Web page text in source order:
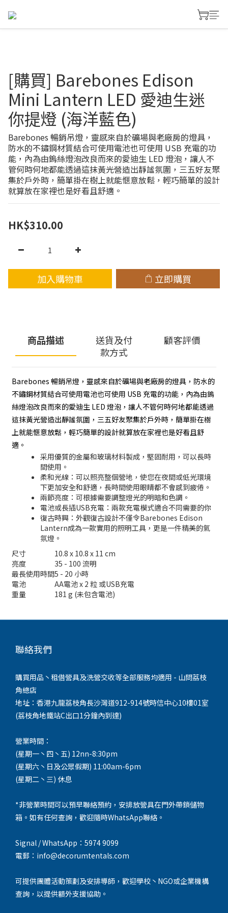
[購買] Barebones Edison
Mini Lantern LED 愛迪生迷
你提燈 (海洋藍色)
Barebones 暢銷吊燈，靈感來自於礦場與老廠房的燈具，
防水的不鏽鋼材質結合可使用電池也可使用 USB 充電的功
能，內為由鎢絲燈泡改良而來的愛迪生 LED 燈泡，讓人不
管何時何地都能透過這抹黃光營造出靜謐氛圍，三五好友聚
集於戶外時，簡單掛在樹上就能愜意放鬆，輕巧簡單的設計
就算放在家裡也是好看且舒適。
HK$310.00
加入購物車 立即購買
商品描述
送貨及付
款方式
顧客評價
Barebones 暢銷吊燈，靈感來自於礦場與老廠房的燈具，防水的
不鏽鋼材質結合可使用電池也可使用 USB 充電的功能，內為由鎢
絲燈泡改良而來的愛迪生 LED 燈泡，讓人不管何時何地都能透過
這抹黃光營造出靜謐氛圍，三五好友聚集於戶外時，簡單掛在樹
上就能愜意放鬆，輕巧簡單的設計就算放在家裡也是好看且舒
適。
采用優質的金屬和玻璃材料製成，堅固耐用，可以長時
間使用。
柔和光線：可以照亮整個營地，使您在夜間或低光環境
下更加安全和舒適，長時間使用眼睛都不會感到疲倦。
兩節亮度：可根據需要調整燈光的明暗和色調。
電池或長插USB充電：兩款充電模式適合不同需要的你
復古時興：外觀復古設計不僅令Barebones Edison
Lantern成為一款實用的照明工具，更是一件精美的氣
氛燈。
尺寸
10.8 x 10.8 x 11 cm
亮度
35 - 100 流明
最長使用時間5 - 20 小時
電池
AA電池 x 2 粒 或USB充電
重量
181 g (未包含電池)
聯絡我們
購買用品丶租借營具及洗營交收等全部服務均適用 - 山問荔枝
角總店
地址：香港九龍荔枝角長沙灣道912-914號時信中心10樓01室
(荔枝角地鐵站C出口1分鐘內到達)
營業時間：
(星期一丶四丶五) 12nn-8:30pm
(星期六丶日及公眾假期) 11:00am-6pm
(星期二丶三) 休息
*非營業時間可以預早聯絡預約，安排放營具在門外帶鎖儲物
箱。如有任何查詢，歡迎隨時WhatsApp聯絡。
Signal / WhatsApp：5974 9099
電郵：info@decorumtentals.com
可提供團體活動策劃及安排導師，歡迎學校丶NGO或企業機構
查詢，以提供額外支援協助。